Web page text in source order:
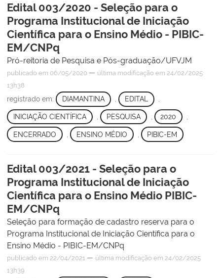
Edital 003/2020 - Seleção para o
Programa Institucional de Iniciação
Científica para o Ensino Médio - PIBIC-
EM/CNPq
Pró-reitoria de Pesquisa e Pós-graduação/UFVJM
publicado em 06/05/2020 — última modificação em 24/02/2025
13h38
registrado em: DIAMANTINA EDITAL
INICIAÇÃO CIENTÍFICA PESQUISA 2020
ENCERRADO ENSINO MÉDIO PIBIC-EM
Edital 003/2021 - Seleção para o
Programa Institucional de Iniciação
Científica para o Ensino Médio PIBIC-
EM/CNPq
Seleção para formação de cadastro reserva para o
Programa Institucional de Iniciação Científica para o
Ensino Médio - PIBIC-EM/CNPq
publicado em 22/04/2021 — última modificação em 24/02/2025
13h39